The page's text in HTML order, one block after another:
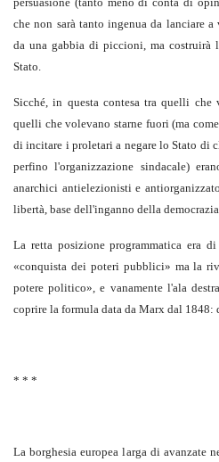
che non sarà tanto ingenua da lanciare
da una gabbia di piccioni, ma costruirà
Stato.
Sicché, in questa contesa tra quelli che
quelli che volevano starne fuori (ma
di incitare i proletari a negare lo Stato di
perfino l'organizzazione sindacale)
anarchici antielezionisti e
libertà, base dell'inganno della
La retta posizione programmatica era
«conquista dei poteri pubblici» ma la
potere politico», e vanamente l'ala
coprire la formula data da Marx dal 1848:
* * *
La borghesia europea larga di avanzate